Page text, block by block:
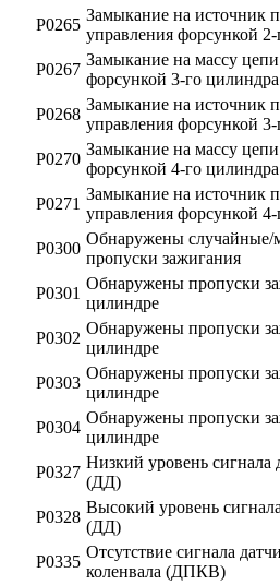
Р0265
Замыкание на источник
управления форсункой
Р0267
Замыкание на массу
форсункой 3-го цилиндра
Р0268
Замыкание на источник
управления форсункой
Р0270
Замыкание на массу
форсункой 4-го цилиндра
Р0271
Замыкание на источник
управления форсункой
Р0300
Обнаружены случайные/
пропуски зажигания
Р0301
Обнаружены пропуски
цилиндре
Р0302
Обнаружены пропуски
цилиндре
Р0303
Обнаружены пропуски
цилиндре
Р0304
Обнаружены пропуски
цилиндре
Р0327
Низкий уровень сигнала
(ДД)
Р0328
Высокий уровень
(ДД)
Р0335
Отсутствие сигнала
коленвала (ДПКВ)